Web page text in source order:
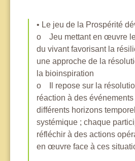
• Le jeu de la Prospérité
o Jeu mettant en œuvre
du vivant favorisant la
une approche de la
la bioinspiration
o Il repose sur la
réaction à des
différents horizons
systémique ; chaque
réfléchir à des actions
en œuvre face à ces